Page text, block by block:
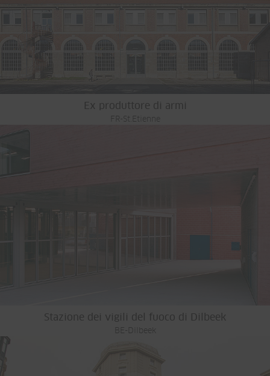
Ex produttore di armi
FR-St.Etienne
Stazione dei vigili del fuoco di Dilbeek
BE-Dilbeek